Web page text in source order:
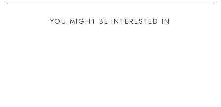
YOU MIGHT BE INTERESTED IN